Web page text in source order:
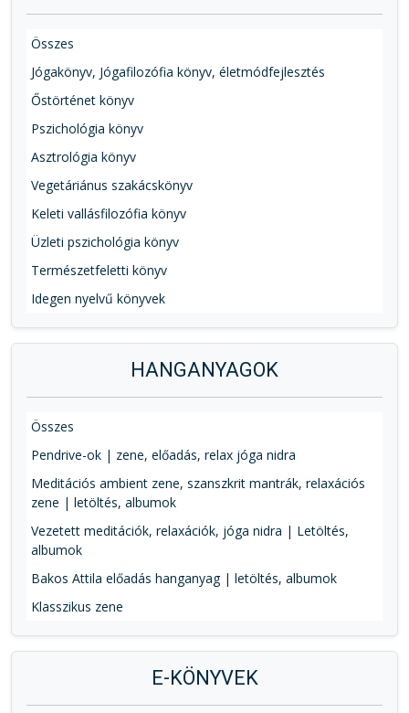
Összes
Jógakönyv, Jógafilozófia könyv, életmódfejlesztés
Őstörténet könyv
Pszichológia könyv
Asztrológia könyv
Vegetáriánus szakácskönyv
Keleti vallásfilozófia könyv
Üzleti pszichológia könyv
Természetfeletti könyv
Idegen nyelvű könyvek
HANGANYAGOK
Összes
Pendrive-ok | zene, előadás, relax jóga nidra
Meditációs ambient zene, szanszkrit mantrák, relaxációs
zene | letöltés, albumok
Vezetett meditációk, relaxációk, jóga nidra | Letöltés,
albumok
Bakos Attila előadás hanganyag | letöltés, albumok
Klasszikus zene
E-KÖNYVEK